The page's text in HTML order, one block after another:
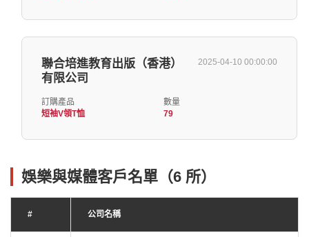
聯合培進教育出版（香港）
有限公司
2025-04-10 00:00:00
訂購產品
短袖V領T恤
數量
79
娛樂與媒體客戶名單（6 所）
# 公司名稱